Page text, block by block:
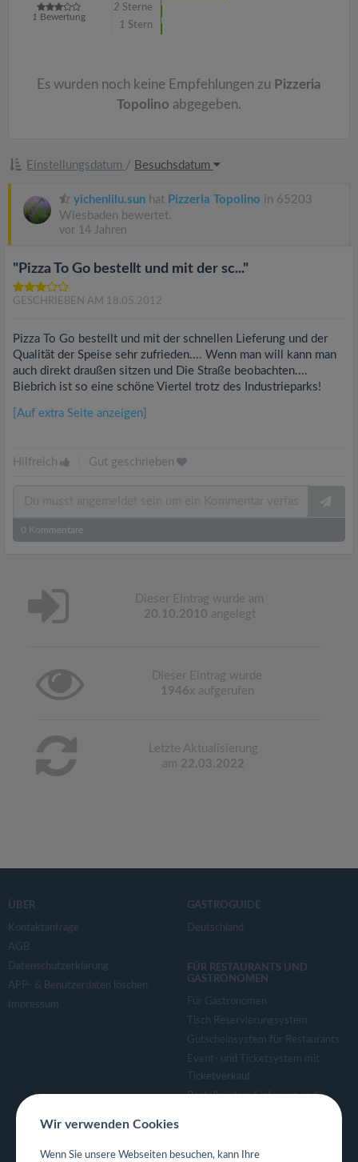
1 Bewertung
2 Sterne
1 Stern
Es wurden noch keine Empfehlungen zu Pizzeria
Topolino abgegeben.
Einstellungsdatum / Besuchsdatum
yichenlilu.sun hat Pizzeria Topolino in 65203
Wiesbaden bewertet.
vor 14 Jahren
"Pizza To Go bestellt und mit der sc..."
GESCHRIEBEN AM 18.05.2012
Pizza To Go bestellt und mit der schnellen Lieferung und der
Qualität der Speise sehr zufrieden.... Wenn man will kann man
auch direkt draußen sitzen und Die Straße beobachten....
Biebrich ist so eine schöne Viertel trotz des Industrieparks!
[Auf extra Seite anzeigen]
Hilfreich Gut geschrieben
0 Kommentare
Dieser Eintrag wurde am
20.10.2010 angelegt
Dieser Eintrag wurde
1946x aufgerufen
Letzte Aktualisierung
am 22.03.2022
ÜBER
Kontaktanfrage
AGB
Datenschutzerklärung
APP- & Benutzerdaten löschen
Impressum
GASTROGUIDE
Deutschland
FÜR RESTAURANTS UND
GASTRONOMEN
Für Gastronomen
Tisch Reservierungsystem
Gutscheinsystem für Restaurants
Event- und Ticketsystem mit
Ticketverkauf
Bestellsystem Lieferung und
Eigene App für Restaurant
Wir verwenden Cookies
Wenn Sie unsere Webseiten besuchen, kann Ihre